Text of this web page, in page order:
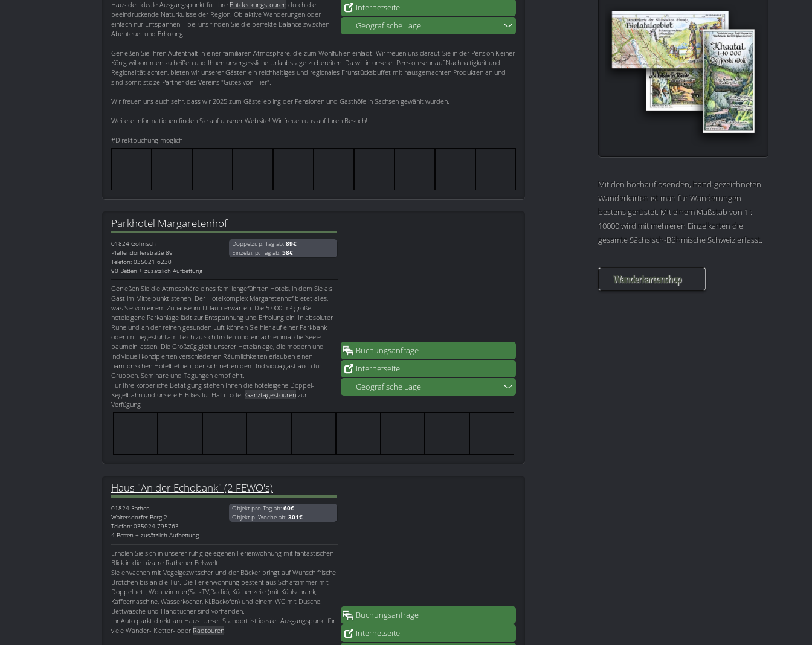
Internetseite
Geografische Lage
Haus der ideale Ausgangspunkt für Ihre Entdeckungstouren durch die
beeindruckende Naturkulisse der Region. Ob aktive Wanderungen oder
einfach nur Entspannen – bei uns finden Sie die perfekte Balance zwischen
Abenteuer und Erholung.
Genießen Sie Ihren Aufenthalt in einer familiären Atmosphäre, die zum Wohlfühlen einlädt. Wir freuen uns darauf, Sie in der Pension Kleiner
König willkommen zu heißen und Ihnen unvergessliche Urlaubstage zu bereiten. Da wir in unserer Pension sehr auf Nachhaltigkeit und
Regionalität achten, bieten wir unserer Gästen ein reichhaltiges und regionales Frühstücksbuffet mit hausgemachten Produkten an und
sind somit stolze Partner des Vereins "Gutes von Hier".
Wir freuen uns auch sehr, dass wir 2025 zum Gästeliebling der Pensionen und Gasthöfe in Sachsen gewählt wurden.
Weitere Informationen finden Sie auf unserer Website! Wir freuen uns auf Ihren Besuch!
#Direktbuchung möglich
Buchungsanfrage
Internetseite
Geografische Lage
Parkhotel Margaretenhof
01824 Gohrisch
Pfaffendorferstraße 89
Telefon: 035021 6230
90 Betten + zusätzlich Aufbettung
Doppelzi. p. Tag ab: 89€
Einzelzi. p. Tag ab: 58€
Genießen Sie die Atmosphäre eines familiengeführten Hotels, in dem Sie als
Gast im Mittelpunkt stehen. Der Hotelkomplex Margaretenhof bietet alles,
was Sie von einem Zuhause im Urlaub erwarten. Die 5.000 m² große
hoteleigene Parkanlage lädt zur Entspannung und Erholung ein. In absoluter
Ruhe und an der reinen gesunden Luft können Sie hier auf einer Parkbank
oder im Liegestuhl am Teich zu sich finden und einfach einmal die Seele
baumeln lassen. Die Großzügigkeit unserer Hotelanlage, die modern und
individuell konzipierten verschiedenen Räumlichkeiten erlauben einen
harmonischen Hotelbetrieb, der sich neben dem Individualgast auch für
Gruppen, Seminare und Tagungen empfiehlt.
Für Ihre körperliche Betätigung stehen Ihnen die hoteleigene Doppel-
Kegelbahn und unsere E-Bikes für Halb- oder Ganztagestouren zur
Verfügung
Buchungsanfrage
Internetseite
Haus "An der Echobank" (2 FEWO's)
01824 Rathen
Waltersdorfer Berg 2
Telefon: 035024 795763
4 Betten + zusätzlich Aufbettung
Objekt pro Tag ab: 60€
Objekt p. Woche ab: 301€
Erholen Sie sich in unserer ruhig gelegenen Ferienwohnung mit fantastischen
Blick in die bizarre Rathener Felswelt.
Sie erwachen mit Vogelgezwitscher und der Bäcker bringt auf Wunsch frische
Brötchen bis an die Tür. Die Ferienwohnung besteht aus Schlafzimmer mit
Doppelbett, Wohnzimmer(Sat-TV,Radio), Küchenzeile (mit Kühlschrank,
Kaffeemaschine, Wasserkocher, Kl.Backofen) und einem WC mit Dusche.
Bettwäsche und Handtücher sind vorhanden.
Ihr Auto parkt direkt am Haus. Unser Standort ist idealer Ausgangspunkt für
viele Wander- Kletter- oder Radtouren.
Mit den hochauflösenden, hand-gezeichneten
Wanderkarten ist man für Wanderungen
bestens gerüstet. Mit einem Maßstab von 1 :
10000 wird mit mehreren Einzelkarten die
gesamte Sächsisch-Böhmische Schweiz erfasst.
Wanderkartenshop